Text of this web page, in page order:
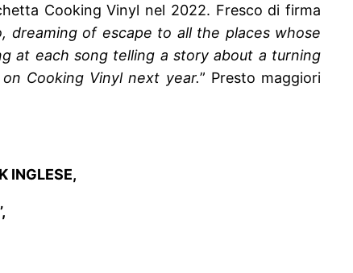
Cooking Vinyl nel 2022. Fresco di firma
dreaming of escape to all the places whose
at each song telling a story about a turning
Cooking Vinyl next year.” Presto maggiori
INGLESE,